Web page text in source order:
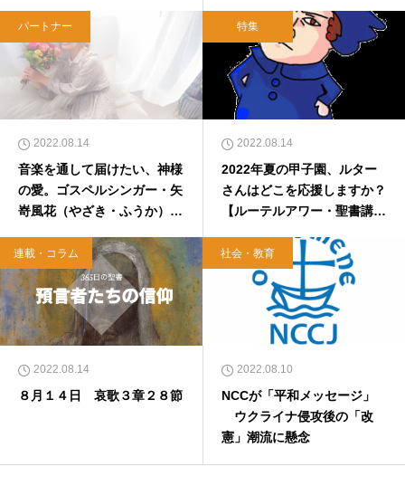
パートナー
2022.08.14
音楽を通して届けたい、神様
の愛。ゴスペルシンガー・矢
嵜風花（やざき・ふうか）さ
特集
2022.08.14
2022年夏の甲子園、ルター
さんはどこを応援しますか？
【ルーテルアワー・聖書講
連載・コラム
2022.08.14
８月１４日 哀歌３章２８節
社会・教育
2022.08.10
NCCが「平和メッセージ」
ウクライナ侵攻後の「改
憲」潮流に懸念